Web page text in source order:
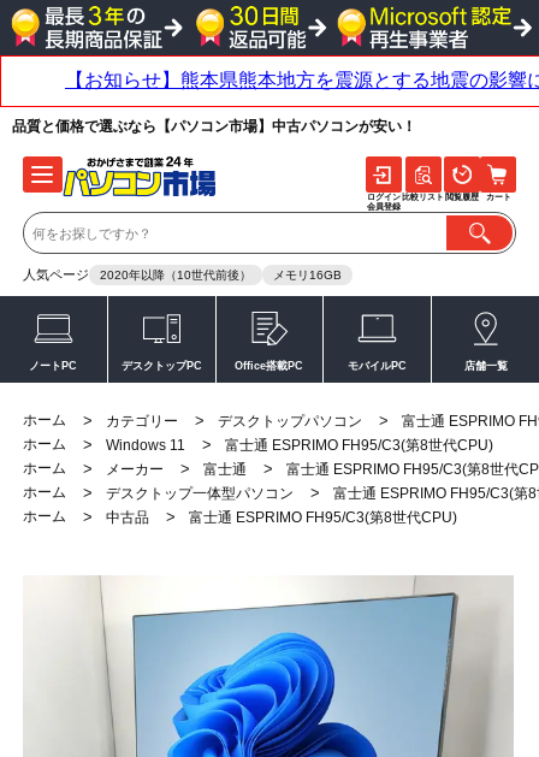
品質と価格で選ぶなら【パソコン市場】中古パソコンが安い！
人気ページ 2020年以降（10世代前後） メモリ16GB
ログイン
会員登録
比較リスト 閲覧履歴 カート
ノートPC デスクトップPC Office搭載PC モバイルPC 店舗一覧
ホーム > カテゴリー > デスクトップパソコン >
富士通 ESPRIMO
ホーム
> Windows 11 >
富士通 ESPRIMO FH95/C3(第8世代CPU)
ホーム
> メーカー > 富士通 >
富士通 ESPRIMO FH95/C3(第8世代
ホーム
> デスクトップ一体型パソコン >
富士通 ESPRIMO FH95/C3(第
ホーム
> 中古品 > 富士通 ESPRIMO FH95/C3(第8世代CPU)